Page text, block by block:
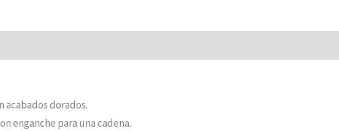
acabados dorados.
enganche para una cadena.